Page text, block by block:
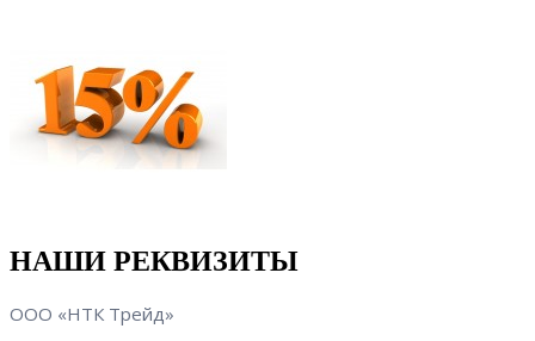
НАШИ РЕКВИЗИТЫ
ООО «НТК Трейд»